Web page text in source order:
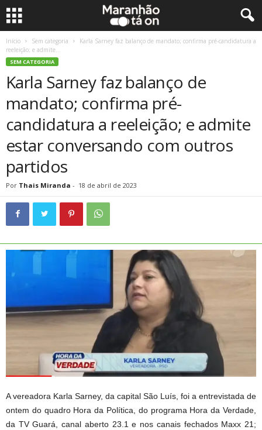
Início Sem categoria
Karla Sarney faz balanço de mandato; confirma pré-candidatura a
reeleição; e admite...
SEM CATEGORIA
Karla Sarney faz balanço de
mandato; confirma pré-
candidatura a reeleição; e admite
estar conversando com outros
partidos
Por Thais Miranda - 18 de abril de 2023
A vereadora Karla Sarney, da capital São Luís, foi a entrevistada de
ontem do quadro Hora da Política, do programa Hora da Verdade,
da TV Guará, canal aberto 23.1 e nos canais fechados Maxx 21;